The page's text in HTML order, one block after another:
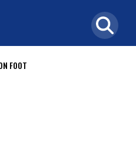
FOOT